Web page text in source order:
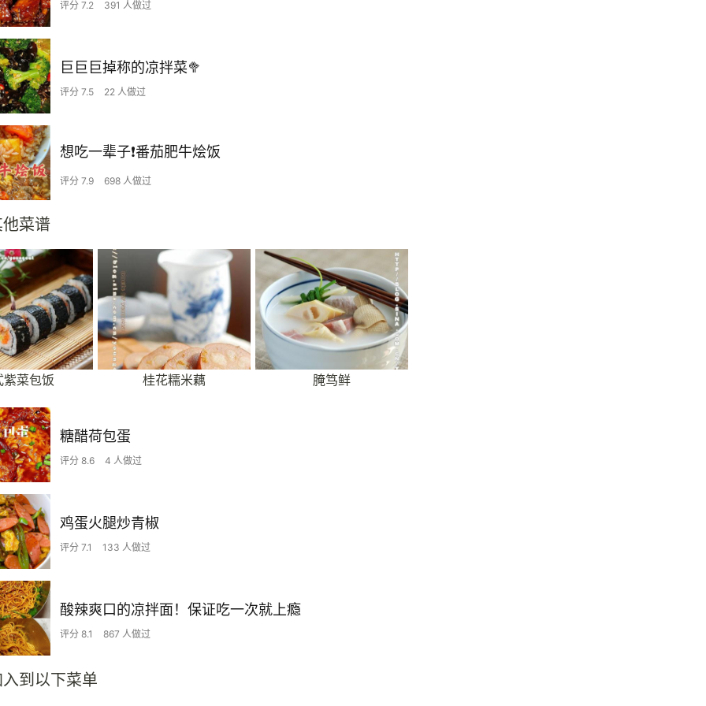
评分 7.2 391 人做过
巨巨巨掉称的凉拌菜🥦
评分 7.5 22 人做过
想吃一辈子❗️番茄肥牛烩饭
评分 7.9 698 人做过
菜谱
紫菜包饭 桂花糯米藕 腌笃鲜
糖醋荷包蛋
评分 8.6 4 人做过
鸡蛋火腿炒青椒
评分 7.1 133 人做过
酸辣爽口的凉拌面！保证吃一次就上瘾
评分 8.1 867 人做过
到以下菜单